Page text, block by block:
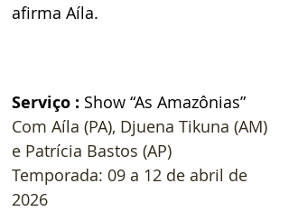
afirma Aíla.
Serviço : Show “As Amazônias”
Com Aíla (PA), Djuena Tikuna (AM)
e Patrícia Bastos (AP)
Temporada: 09 a 12 de abril de
2026